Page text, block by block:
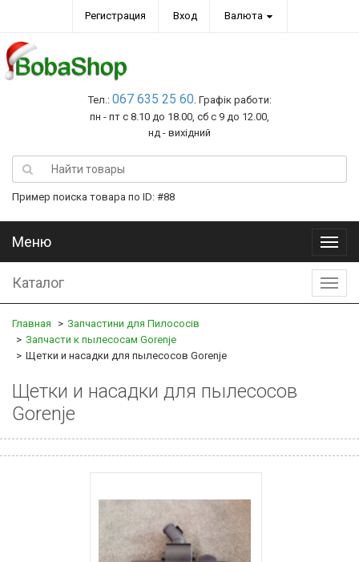
Регистрация Вход Валюта
Тел.: 067 635 25 60. Графік работи:
пн - пт с 8.10 до 18.00, сб с 9 до 12.00,
нд - вихідний
Пример поиска товара по ID: #88
Меню
Меню
Каталог
Главная
Запчастини для Пилососів
Запчасти к пылесосам Gorenje
Щетки и насадки для пылесосов Gorenje
Щетки и насадки для пылесосов
Gorenje